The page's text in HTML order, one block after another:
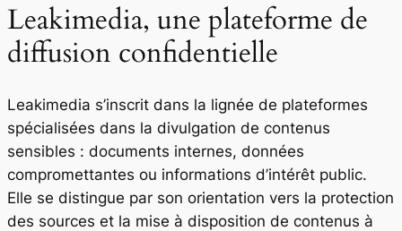
Leakimedia, une plateforme de
diffusion confidentielle
Leakimedia s’inscrit dans la lignée de plateformes
spécialisées dans la divulgation de contenus
sensibles : documents internes, données
compromettantes ou informations d’intérêt public.
Elle se distingue par son orientation vers la protection
des sources et la mise à disposition de contenus à